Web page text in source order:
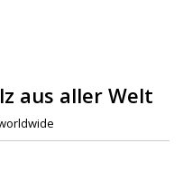
aus aller Welt